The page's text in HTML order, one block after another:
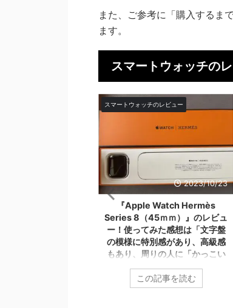
また、ご参考に「購入するま
ます。
スマートウォッチの
スマートウォッチのレビュー
2023/5/14
『Apple Watch SE 第2世代』
のレビュー！使ってみた感想は
「時間だけではなく体調も管理
してくれる頼もしい時計」と感
じた
滋賀県にお住いの31歳女性（教育
系：事務職）が2022年10月頃に購
この記事を読む